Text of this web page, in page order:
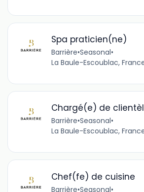
Spa praticien(ne)
Barrière•Seasonal•
La Baule-Escoublac,
Chargé(e) de
Barrière•Seasonal•
La Baule-Escoublac,
Chef(fe) de cuisine
Barrière•Seasonal•